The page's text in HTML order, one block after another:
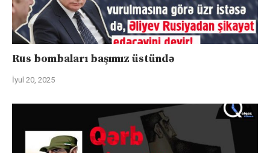
Rus bombaları başımız üstündə
İyul 20, 2025